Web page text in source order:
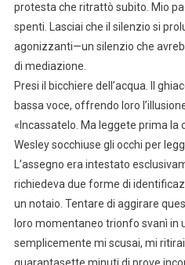
protesta che ritrattò subito. Mio
spenti. Lasciai che il silenzio si
agonizzanti—un silenzio che
di mediazione.
Presi il bicchiere dell’acqua. Il
bassa voce, offrendo loro
«Incassatelo. Ma leggete prima la
Wesley socchiuse gli occhi per
L’assegno era intestato
richiedeva due forme di
un notaio. Tentare di aggirare
loro momentaneo trionfo svanì in
semplicemente mi scusai, mi
quarantasette minuti di prove